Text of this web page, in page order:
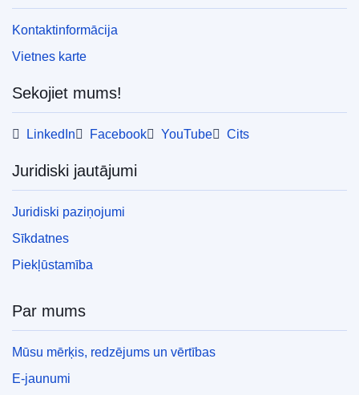
Kontaktinformācija
Vietnes karte
Sekojiet mums!
LinkedIn Facebook YouTube Cits
Juridiski jautājumi
Juridiski paziņojumi
Sīkdatnes
Piekļūstamība
Par mums
Mūsu mērķis, redzējums un vērtības
E-jaunumi